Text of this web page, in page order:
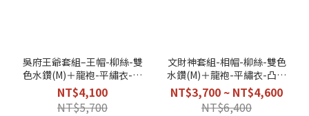
吳府王爺套組–王帽-柳絲-雙
色水鑽(M)＋龍袍-平繡衣-凸
棉(H)
NT$4,100
NT$5,700
文財神套組-相帽-柳絲-雙色
水鑽(M)＋龍袍-平繡衣-凸棉
(H)
NT$3,700 ~ NT$4,600
NT$6,400